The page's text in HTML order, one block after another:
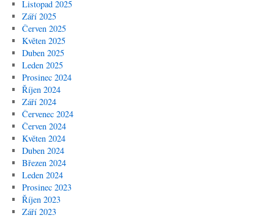
Listopad 2025
Září 2025
Červen 2025
Květen 2025
Duben 2025
Leden 2025
Prosinec 2024
Říjen 2024
Září 2024
Červenec 2024
Červen 2024
Květen 2024
Duben 2024
Březen 2024
Leden 2024
Prosinec 2023
Říjen 2023
Září 2023